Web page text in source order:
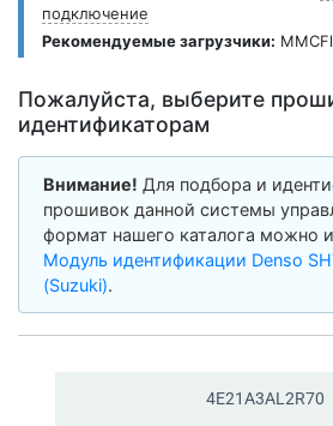
подключение
Рекомендуемые загрузчики:
Пожалуйста, выберите
идентификаторам
Внимание! Для подбора и
прошивок данной системы
формат нашего каталога можно
Модуль идентификации Denso
(Suzuki).
4E21A3AL2R70